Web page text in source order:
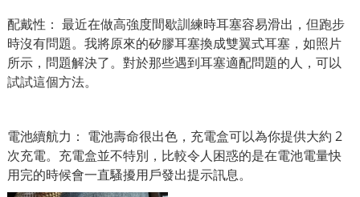
配戴性： 最近在做高強度間歇訓練時耳塞容易滑出，但跑步
時沒有問題。我將原來的矽膠耳塞換成雙翼式耳塞，如照片
所示，問題解決了。對於那些遇到耳塞適配問題的人，可以
試試這個方法。
電池續航力： 電池壽命很出色，充電盒可以為你提供大約 2
次充電。充電盒並不特別，比較令人困惑的是在電池電量快
用完的時候會一直騷擾用戶發出提示訊息。